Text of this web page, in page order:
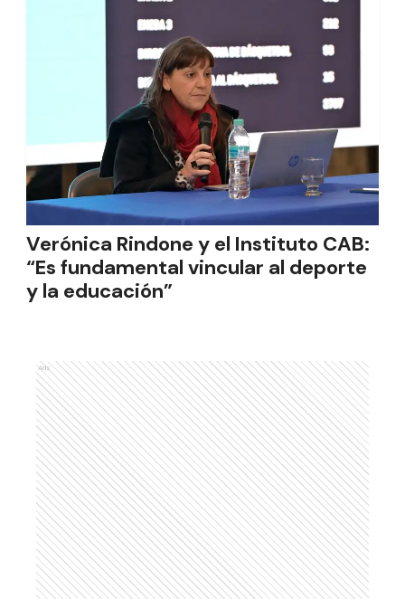
Verónica Rindone y el Instituto CAB:
“Es fundamental vincular al deporte
y la educación”
Ads